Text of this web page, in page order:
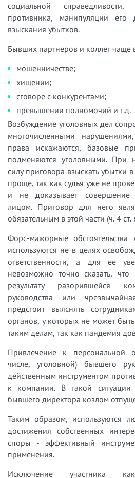
социальной
противника, манипуляции его
взыскания убытков.
Бывших партнеров и коллег чаще
мошенничестве;
хищении;
сговоре с конкурентами;
превышении полномочий и т.д.
Возбуждение уголовных дел
многочисленными
права искажаются, базовые
подменяются уголовными. При
силу приговора взыскать убытки
проще, так как судья уже не
и не доказывает совершение
лицом. Приговор для него
обязательным в этой части (ч. 4
Форс-мажорные обстоятельства
используются не в целях
ответственности, а для ее
невозможно точно сказать,
результату разорившейся
руководства или
предстоит выяснять
органов, у которых не может
таким делам, так как пандемия
Привлечение к персональной
числе, уголовной) бывшего
действенным инструментом
к компании. В такой ситуации
бывшего директора козлом
Таким образом, используются
достижения собственных
споры - эффективный
применения.
Исключение участника